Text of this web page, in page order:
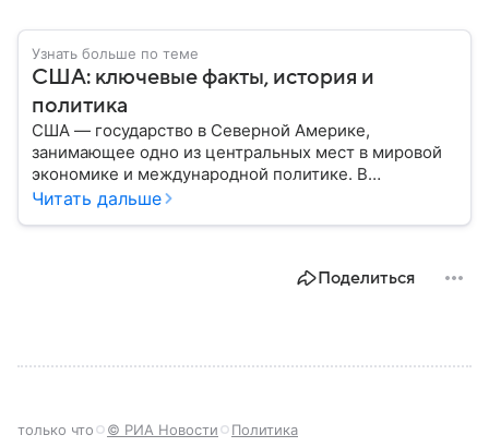
Узнать больше по теме
США: ключевые факты, история и
политика
США — государство в Северной Америке,
занимающее одно из центральных мест в мировой
экономике и международной политике. В
материале — основные сведения об этой стране.
Читать дальше
Поделиться
только что © РИА Новости Политика